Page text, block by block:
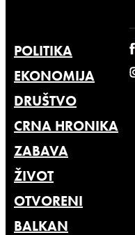
POLITIKA
EKONOMIJA
DRUŠTVO
CRNA HRONIKA
ZABAVA
ŽIVOT
OTVORENI
BALKAN